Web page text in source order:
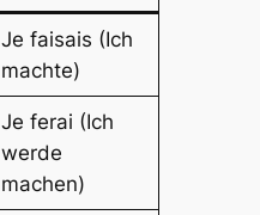
Je faisais (Ich
machte)
Je ferai (Ich
werde
machen)